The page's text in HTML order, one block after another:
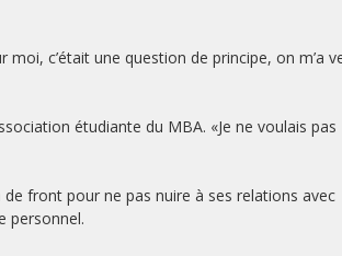
c’était une question de principe, on m’a
étudiante du MBA. «Je ne voulais pas
front pour ne pas nuire à ses relations avec
personnel.